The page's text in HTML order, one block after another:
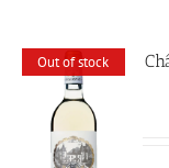
Out of stock